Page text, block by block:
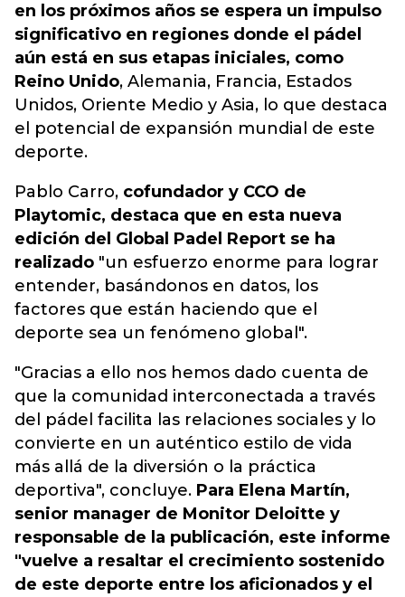
en los próximos años se espera un impulso
significativo en regiones donde el pádel
aún está en sus etapas iniciales, como
Reino Unido, Alemania, Francia, Estados
Unidos, Oriente Medio y Asia, lo que destaca
el potencial de expansión mundial de este
deporte.
Pablo Carro, cofundador y CCO de
Playtomic, destaca que en esta nueva
edición del Global Padel Report se ha
realizado "un esfuerzo enorme para lograr
entender, basándonos en datos, los
factores que están haciendo que el
deporte sea un fenómeno global".
"Gracias a ello nos hemos dado cuenta de
que la comunidad interconectada a través
del pádel facilita las relaciones sociales y lo
convierte en un auténtico estilo de vida
más allá de la diversión o la práctica
deportiva", concluye. Para Elena Martín,
senior manager de Monitor Deloitte y
responsable de la publicación, este informe
"vuelve a resaltar el crecimiento sostenido
de este deporte entre los aficionados y el